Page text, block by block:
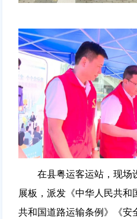
在县粤运客运站，现场
展板，派发《中华人民共和
共和国道路运输条例》《安